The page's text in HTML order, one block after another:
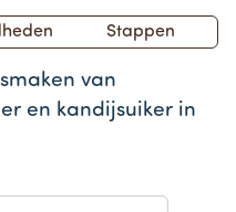
Stappen
van
en kandijsuiker in